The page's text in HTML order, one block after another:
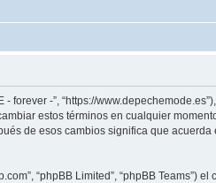
- forever -”, “https://
estos términos en cualquier
de esos cambios significa que
“phpBB Limited”, “phpBB Teams”)